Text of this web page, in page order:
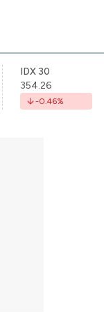
IDX 30
354.26
-0.46%